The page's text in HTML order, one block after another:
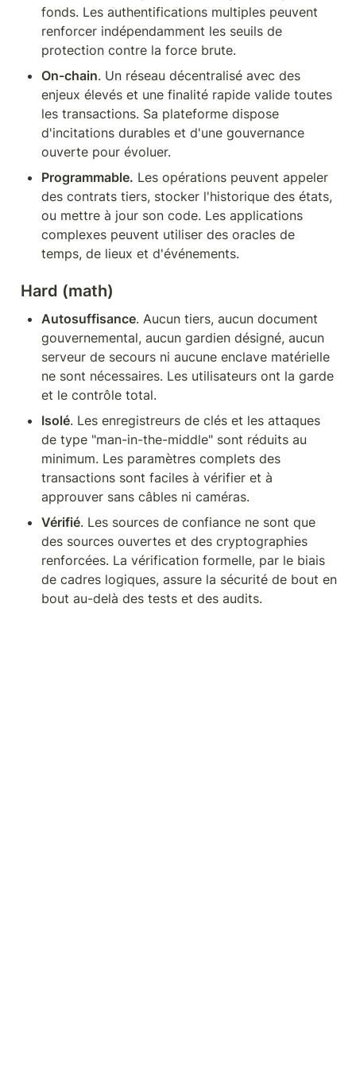
fonds. Les authentifications multiples peuvent
renforcer indépendamment les seuils de
protection contre la force brute.
On-chain. Un réseau décentralisé avec des
enjeux élevés et une finalité rapide valide toutes
les transactions. Sa plateforme dispose
d'incitations durables et d'une gouvernance
ouverte pour évoluer.
Programmable. Les opérations peuvent appeler
des contrats tiers, stocker l'historique des états,
ou mettre à jour son code. Les applications
complexes peuvent utiliser des oracles de
temps, de lieux et d'événements.
Hard (math)
Autosuffisance. Aucun tiers, aucun document
gouvernemental, aucun gardien désigné, aucun
serveur de secours ni aucune enclave matérielle
ne sont nécessaires. Les utilisateurs ont la garde
et le contrôle total.
Isolé. Les enregistreurs de clés et les attaques
de type "man-in-the-middle" sont réduits au
minimum. Les paramètres complets des
transactions sont faciles à vérifier et à
approuver sans câbles ni caméras.
Vérifié. Les sources de confiance ne sont que
des sources ouvertes et des cryptographies
renforcées. La vérification formelle, par le biais
de cadres logiques, assure la sécurité de bout en
bout au-delà des tests et des audits.